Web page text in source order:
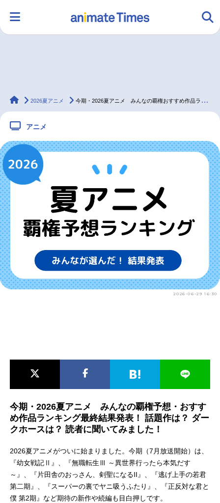
ラジオ みんなの声 グッズ 映画
配信・Vtuber
アニメ映画一覧 実写化映画一覧
今期アニメ曜日別一覧
春アニメ 夏アニメ
animateTimes
2026夏アニメ 今期・2026夏アニメ みんなの覇権おすすめ作品ランキング最終結果発表！
アニメ
2026-06-29 16:30
今期・2026夏アニメ みんなの覇権予想・おすす
め作品ランキング最終結果発表！ 話題作は？ ダー
クホースは？ 読者に聞いてみました！
2026夏アニメがついに始まりました。今期（7月放送開始）は、
『幼女戦記Ⅱ』、『無職転生Ⅲ ～異世界行ったら本気だす
～』、『片田舎のおっさん、剣聖になるII』、『逃げ上手の若君
第二期』、『スーパーの裏でヤニ吸うふたり』、『正反対な君と
僕 第2期』など期待の新作や続編も目白押しです。